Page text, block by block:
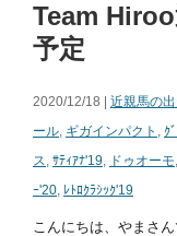
Team
予定
2020/12/18 | 近親馬の
ール, ギガインパクト , ｸ
ス, ｻﾃｨｱﾅ'19, ドゥオーモ,
ｰ'20, ﾚﾄﾛｸﾗｼｯｸ'19
こんにちは、やまさ